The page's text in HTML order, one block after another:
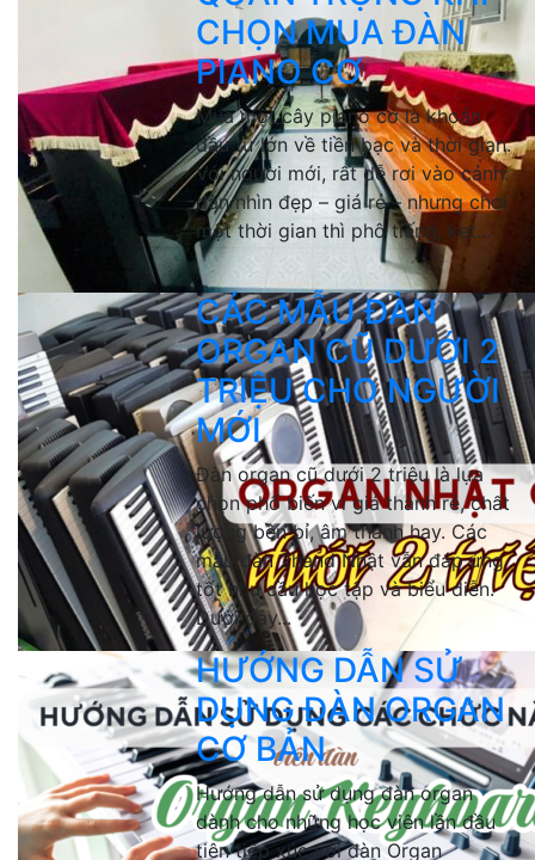
CHỌN MUA ĐÀN
PIANO CƠ
Mua một cây piano cơ là khoản
đầu tư lớn về tiền bạc và thời gian.
Với người mới, rất dễ rơi vào cảnh:
đàn nhìn đẹp – giá rẻ – nhưng chơi
một thời gian thì phô tiếng, kẹt...
CÁC MẪU ĐÀN
ORGAN CŨ DƯỚI 2
TRIỆU CHO NGƯỜI
MỚI
Đàn organ cũ dưới 2 triệu là lựa
chọn phổ biến vì giá thành rẻ, chất
lượng bền bỉ, âm thanh hay. Các
mẫu đàn 2hand Nhật vẫn đáp ứng
tốt nhu cầu học tập và biểu diễn.
Dưới đây...
HƯỚNG DẪN SỬ
DỤNG ĐÀN ORGAN
CƠ BẢN
Hướng dẫn sử dụng đàn organ
dành cho những học viên lần đầu
tiên tiếp xúc với đàn Organ